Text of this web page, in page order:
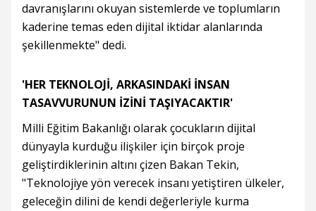
davranışlarını okuyan sistemlerde ve toplumların
kaderine temas eden dijital iktidar alanlarında
şekillenmekte" dedi.
'HER TEKNOLOJİ, ARKASINDAKİ İNSAN
TASAVVURUNUN İZİNİ TAŞIYACAKTIR'
Milli Eğitim Bakanlığı olarak çocukların dijital
dünyayla kurduğu ilişkiler için birçok proje
geliştirdiklerinin altını çizen Bakan Tekin,
"Teknolojiye yön verecek insanı yetiştiren ülkeler,
geleceğin dilini de kendi değerleriyle kurma